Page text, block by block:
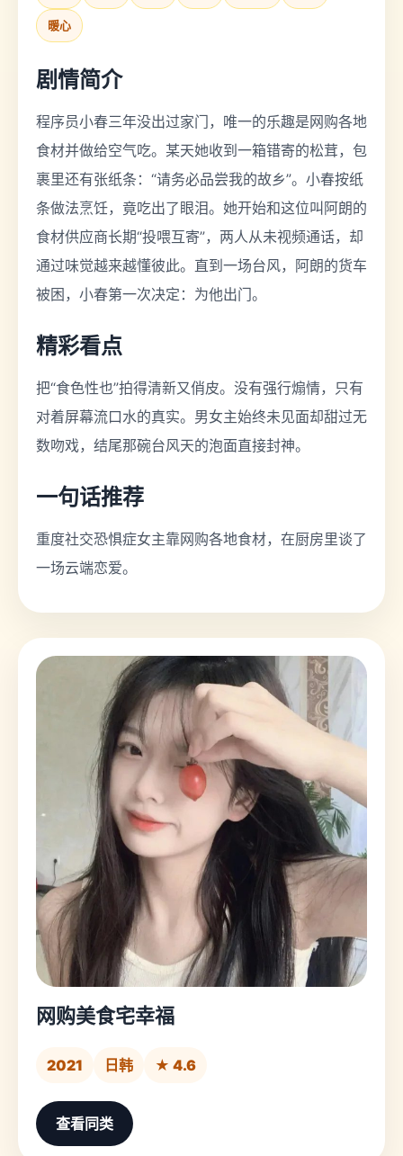
暖心
剧情简介
程序员小春三年没出过家门，唯一的乐趣是网购各地
食材并做给空气吃。某天她收到一箱错寄的松茸，包
裹里还有张纸条：“请务必品尝我的故乡”。小春按纸
条做法烹饪，竟吃出了眼泪。她开始和这位叫阿朗的
食材供应商长期“投喂互寄”，两人从未视频通话，却
通过味觉越来越懂彼此。直到一场台风，阿朗的货车
被困，小春第一次决定：为他出门。
精彩看点
把“食色性也”拍得清新又俏皮。没有强行煽情，只有
对着屏幕流口水的真实。男女主始终未见面却甜过无
数吻戏，结尾那碗台风天的泡面直接封神。
一句话推荐
重度社交恐惧症女主靠网购各地食材，在厨房里谈了
一场云端恋爱。
网购美食宅幸福
2021 日韩 ★ 4.6
查看同类